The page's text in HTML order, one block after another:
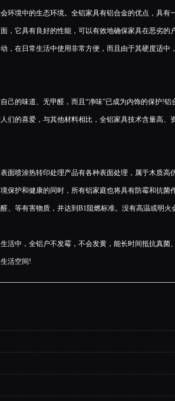
环境中的生态环境。全铝家具有铝合金的优点，具有
，它具有良好的性能，可以有效地确保家具在恶劣的
，在日常生活中使用非常方便，而且由于其硬度适中
的味道、无甲醛，而且“净味”已成为内饰的保护!铝
们的喜爱，与其他材料相比，全铝家具技术含量高、
喷涂热转印处理产品有各种表面处理，属于木质高
保护和健康的同时，所有铝家庭也将具有防霉和抗菌
、等有害物质，并达到B1阻燃标准。没有高温或明火
中，全铝户不发霉，不会发黄，能长时间抵抗真菌
活空间!